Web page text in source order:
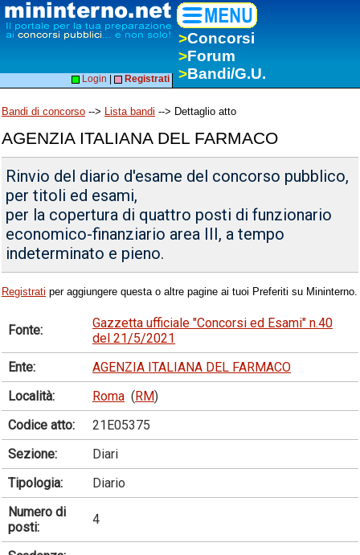
>Concorsi
>Forum
>Bandi/G.U.
Login Registrati
Bandi di concorso --> Lista bandi --> Dettaglio atto
AGENZIA ITALIANA DEL FARMACO
Rinvio del diario d'esame del concorso pubblico,
per titoli ed esami,
per la copertura di quattro posti di funzionario
economico-finanziario area III, a tempo
indeterminato e pieno.
Registrati per aggiungere questa o altre pagine ai tuoi Preferiti su Mininterno.
Fonte:
Gazzetta ufficiale "Concorsi ed Esami" n.40
del 21/5/2021
Ente:
AGENZIA ITALIANA DEL FARMACO
Località:
Roma (RM)
Codice atto:
21E05375
Sezione:
Diari
Tipologia:
Diario
Numero di
posti:
4